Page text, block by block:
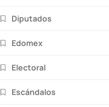
Diputados
Edomex
Electoral
Escándalos